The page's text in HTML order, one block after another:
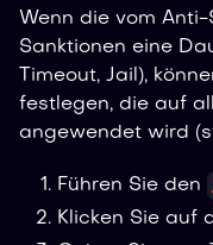
Wenn die vom
Sanktionen eine
Timeout, Jail),
festlegen, die auf
angewendet wird
Führen Sie den
Klicken Sie auf